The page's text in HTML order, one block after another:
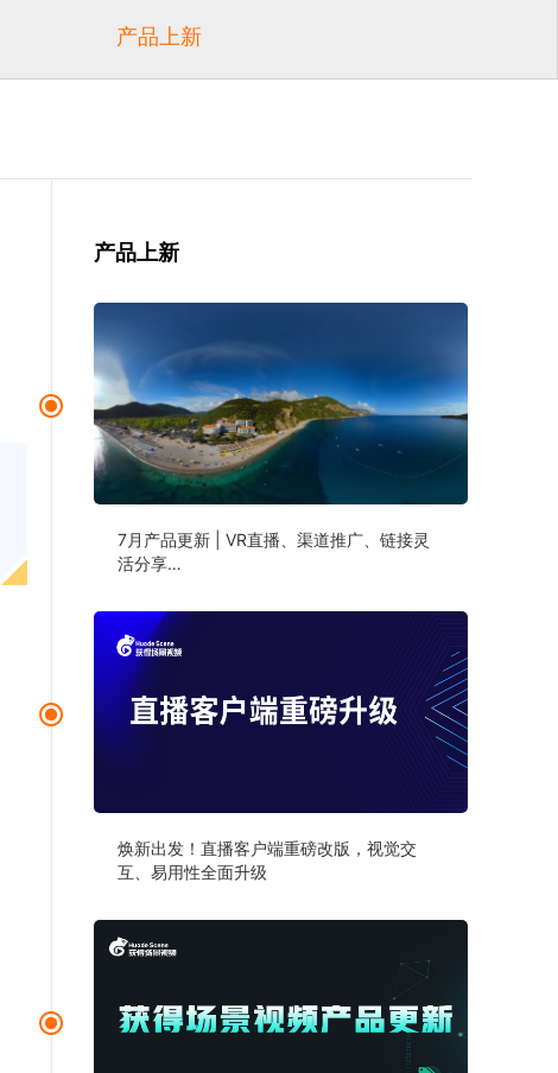
产品上新
产品上新
7月产品更新 | VR直播、渠道推广、链接灵
活分享…
焕新出发！直播客户端重磅改版，视觉交
互、易用性全面升级